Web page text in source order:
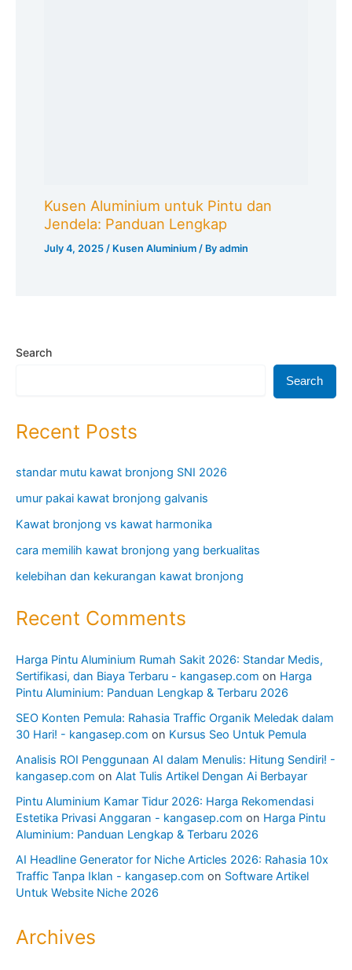
Kusen Aluminium untuk Pintu dan
Jendela: Panduan Lengkap
July 4, 2025 / Kusen Aluminium / Byadmin
Search
Search
Recent Posts
standar mutu kawat bronjong SNI 2026
umur pakai kawat bronjong galvanis
Kawat bronjong vs kawat harmonika
cara memilih kawat bronjong yang berkualitas
kelebihan dan kekurangan kawat bronjong
Recent Comments
Harga Pintu Aluminium Rumah Sakit 2026: Standar Medis,
Sertifikasi, dan Biaya Terbaru - kangasep.com on Harga
Pintu Aluminium: Panduan Lengkap & Terbaru 2026
SEO Konten Pemula: Rahasia Traffic Organik Meledak dalam
30 Hari! - kangasep.com on Kursus Seo Untuk Pemula
Analisis ROI Penggunaan AI dalam Menulis: Hitung Sendiri! -
kangasep.com on Alat Tulis Artikel Dengan Ai Berbayar
Pintu Aluminium Kamar Tidur 2026: Harga Rekomendasi
Estetika Privasi Anggaran - kangasep.com on Harga Pintu
Aluminium: Panduan Lengkap & Terbaru 2026
AI Headline Generator for Niche Articles 2026: Rahasia 10x
Traffic Tanpa Iklan - kangasep.com on Software Artikel
Untuk Website Niche 2026
Archives